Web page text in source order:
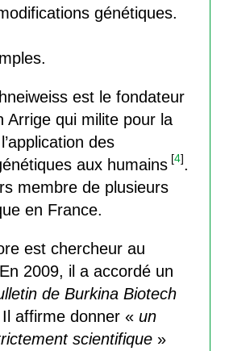
génétiques.
est le fondateur
Arrige qui milite pour la
des
aux humains [4].
membre de plusieurs
en France.
est chercheur au
2009, il a accordé un
de Burkina Biotech
affirme donner « un
scientifique»